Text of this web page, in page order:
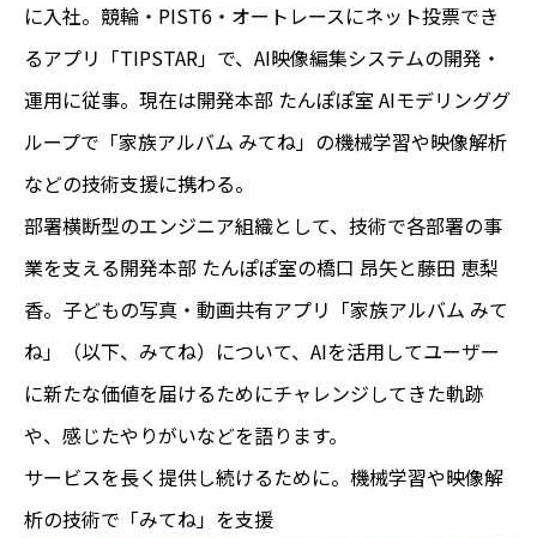
に入社。競輪・PIST6・オートレースにネット投票でき
るアプリ「TIPSTAR」で、AI映像編集システムの開発・
運用に従事。現在は開発本部 たんぽぽ室 AIモデリンググ
ループで「家族アルバム みてね」の機械学習や映像解析
などの技術支援に携わる。
部署横断型のエンジニア組織として、技術で各部署の事
業を支える開発本部 たんぽぽ室の橋口 昂矢と藤田 恵梨
香。子どもの写真・動画共有アプリ「家族アルバム みて
ね」（以下、みてね）について、AIを活用してユーザー
に新たな価値を届けるためにチャレンジしてきた軌跡
や、感じたやりがいなどを語ります。
サービスを長く提供し続けるために。機械学習や映像解
析の技術で「みてね」を支援